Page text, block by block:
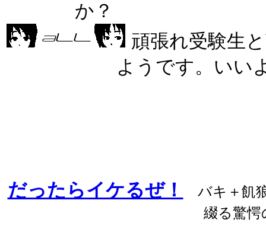
か？
頑張れ受験生
ようです。いい
だったらイケるぜ！
バキ＋飢
綴る驚愕